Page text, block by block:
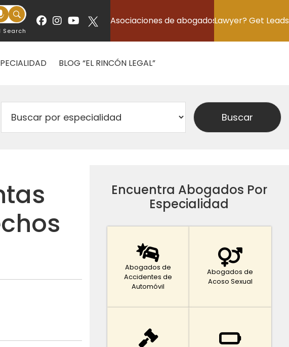
Search
Asociaciones de abogadosLawyer? Get Leads
BLOG “EL RINCÓN LEGAL”
Encuentra Abogados Por
Especialidad
Abogados de
Accidentes de
Automóvil
Abogados de
Acoso Sexual